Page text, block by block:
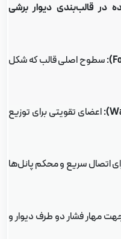
قالب‌بندی دیوار برشی
سطوح اصلی قالب که شکل
اعضای تقویتی برای توزیع
سریع و محکم پانل‌ها
فشار دو طرف دیوار و